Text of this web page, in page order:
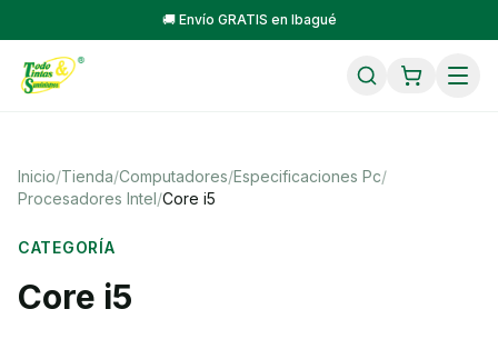
🚚 Envío GRATIS en Ibagué
Inicio/Tienda/Computadores/Especificaciones Pc/
Procesadores Intel/Core i5
CATEGORÍA
Core i5